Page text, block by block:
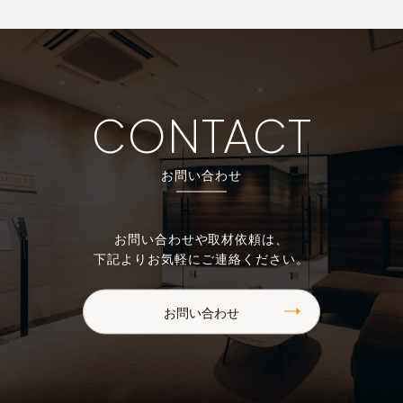
CONTACT
お問い合わせ
お問い合わせや取材依頼は、
下記よりお気軽にご連絡ください。
お問い合わせ